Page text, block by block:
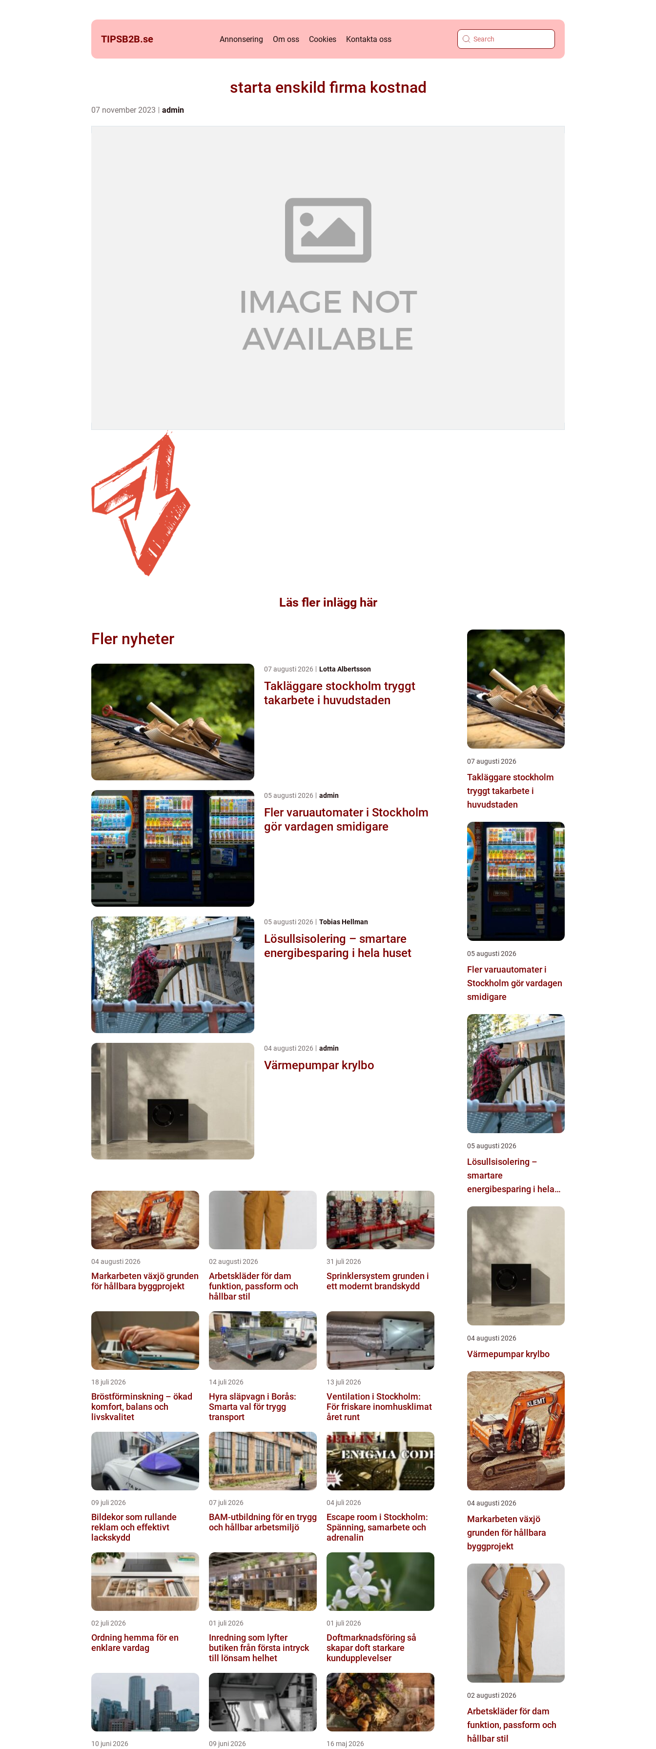
TIPSB2B.se Annonsering Om oss Cookies Kontakta oss
starta enskild firma kostnad
07 november 2023 admin
Läs fler inlägg här
Fler nyheter
07 augusti 2026 Lotta Albertsson
Takläggare stockholm tryggt
takarbete i huvudstaden
05 augusti 2026 admin
Fler varuautomater i Stockholm
gör vardagen smidigare
05 augusti 2026 Tobias Hellman
Lösullsisolering – smartare
energibesparing i hela huset
04 augusti 2026 admin
Värmepumpar krylbo
04 augusti 2026
Markarbeten växjö grunden
för hållbara byggprojekt
02 augusti 2026
Arbetskläder för dam
funktion, passform och
hållbar stil
31 juli 2026
Sprinklersystem grunden i
ett modernt brandskydd
18 juli 2026
Bröstförminskning – ökad
komfort, balans och
livskvalitet
14 juli 2026
Hyra släpvagn i Borås:
Smarta val för trygg
transport
13 juli 2026
Ventilation i Stockholm:
För friskare inomhusklimat
året runt
09 juli 2026
Bildekor som rullande
reklam och effektivt
lackskydd
07 juli 2026
BAM-utbildning för en trygg
och hållbar arbetsmiljö
04 juli 2026
Escape room i Stockholm:
Spänning, samarbete och
adrenalin
02 juli 2026
Ordning hemma för en
enklare vardag
01 juli 2026
Inredning som lyfter
butiken från första intryck
till lönsam helhet
01 juli 2026
Doftmarknadsföring så
skapar doft starkare
kundupplevelser
10 juni 2026 09 juni 2026 16 maj 2026
07 augusti 2026
Takläggare stockholm
tryggt takarbete i
huvudstaden
05 augusti 2026
Fler varuautomater i
Stockholm gör vardagen
smidigare
05 augusti 2026
Lösullsisolering –
smartare
energibesparing i hela
04 augusti 2026
Värmepumpar krylbo
04 augusti 2026
Markarbeten växjö
grunden för hållbara
byggprojekt
02 augusti 2026
Arbetskläder för dam
funktion, passform och
hållbar stil